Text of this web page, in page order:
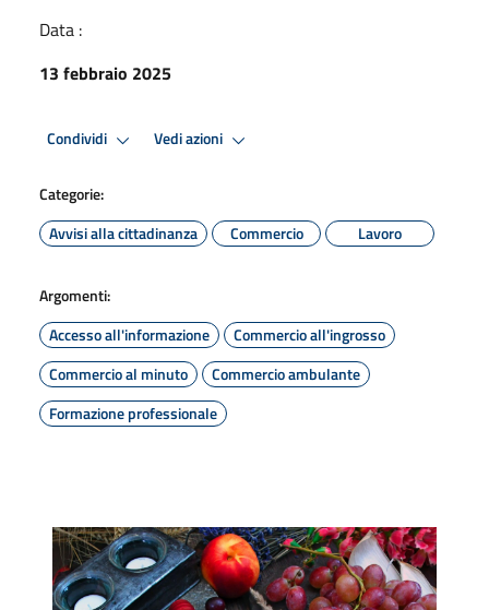
Data :
13 febbraio 2025
Condividi Vedi azioni
Categorie:
Avvisi alla cittadinanza
Commercio Lavoro
Argomenti:
Accesso all'informazione
Commercio all'ingrosso
Commercio al minuto
Commercio ambulante
Formazione professionale